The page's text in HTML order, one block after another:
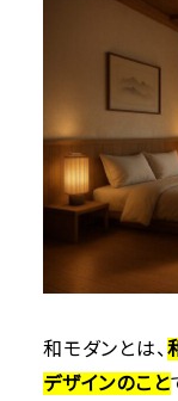
和モダンとは、
デザインのこと